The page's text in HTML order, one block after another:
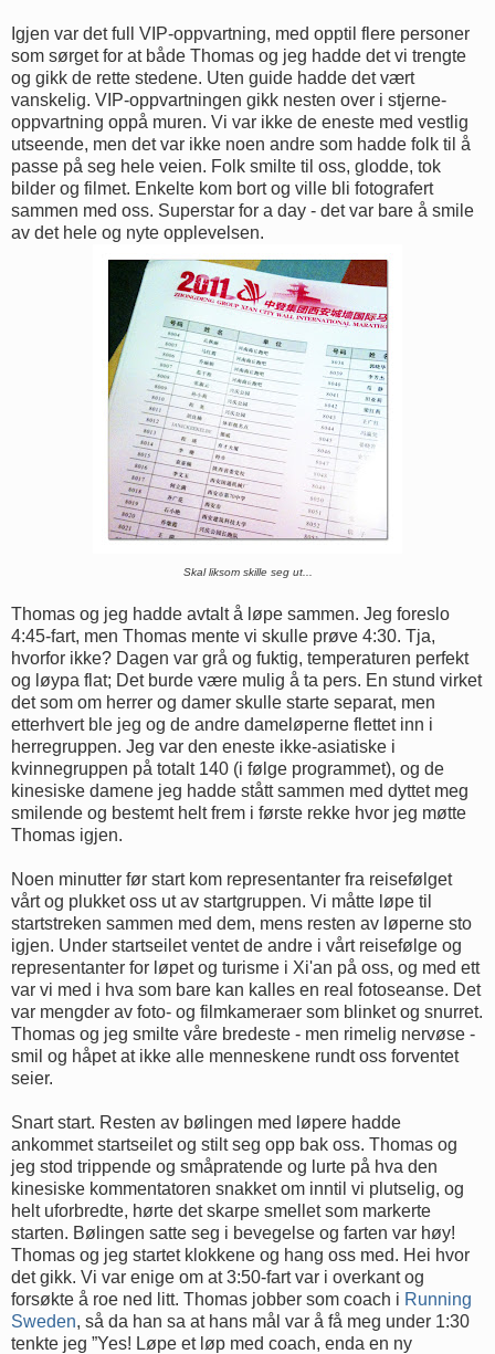
Igjen var det full VIP-oppvartning, med opptil flere personer
som sørget for at både Thomas og jeg hadde det vi trengte
og gikk de rette stedene. Uten guide hadde det vært
vanskelig. VIP-oppvartningen gikk nesten over i stjerne-
oppvartning oppå muren. Vi var ikke de eneste med vestlig
utseende, men det var ikke noen andre som hadde folk til å
passe på seg hele veien. Folk smilte til oss, glodde, tok
bilder og filmet. Enkelte kom bort og ville bli fotografert
sammen med oss. Superstar for a day - det var bare å smile
av det hele og nyte opplevelsen.
Skal liksom skille seg ut...
Thomas og jeg hadde avtalt å løpe sammen. Jeg foreslo
4:45-fart, men Thomas mente vi skulle prøve 4:30. Tja,
hvorfor ikke? Dagen var grå og fuktig, temperaturen perfekt
og løypa flat; Det burde være mulig å ta pers. En stund virket
det som om herrer og damer skulle starte separat, men
etterhvert ble jeg og de andre dameløperne flettet inn i
herregruppen. Jeg var den eneste ikke-asiatiske i
kvinnegruppen på totalt 140 (i følge programmet), og de
kinesiske damene jeg hadde stått sammen med dyttet meg
smilende og bestemt helt frem i første rekke hvor jeg møtte
Thomas igjen.
Noen minutter før start kom representanter fra reisefølget
vårt og plukket oss ut av startgruppen. Vi måtte løpe til
startstreken sammen med dem, mens resten av løperne sto
igjen. Under startseilet ventet de andre i vårt reisefølge og
representanter for løpet og turisme i Xi'an på oss, og med ett
var vi med i hva som bare kan kalles en real fotoseanse. Det
var mengder av foto- og filmkameraer som blinket og snurret.
Thomas og jeg smilte våre bredeste - men rimelig nervøse -
smil og håpet at ikke alle menneskene rundt oss forventet
seier.
Snart start. Resten av bølingen med løpere hadde
ankommet startseilet og stilt seg opp bak oss. Thomas og
jeg stod trippende og småpratende og lurte på hva den
kinesiske kommentatoren snakket om inntil vi plutselig, og
helt uforbredte, hørte det skarpe smellet som markerte
starten. Bølingen satte seg i bevegelse og farten var høy!
Thomas og jeg startet klokkene og hang oss med. Hei hvor
det gikk. Vi var enige om at 3:50-fart var i overkant og
forsøkte å roe ned litt. Thomas jobber som coach i Running
Sweden, så da han sa at hans mål var å få meg under 1:30
tenkte jeg ”Yes! Løpe et løp med coach, enda en ny